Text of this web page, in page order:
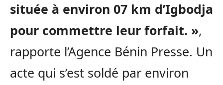
située à environ 07 km d’Igbodja
pour commettre leur forfait. »,
rapporte l’Agence Bénin Presse. Un
acte qui s’est soldé par environ